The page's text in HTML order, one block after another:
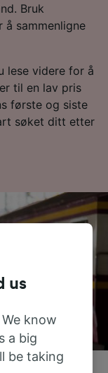
Bruk
å sammenligne
lese videre for å
til en lav pris
første og siste
søket ditt etter
us
know
a big
be taking